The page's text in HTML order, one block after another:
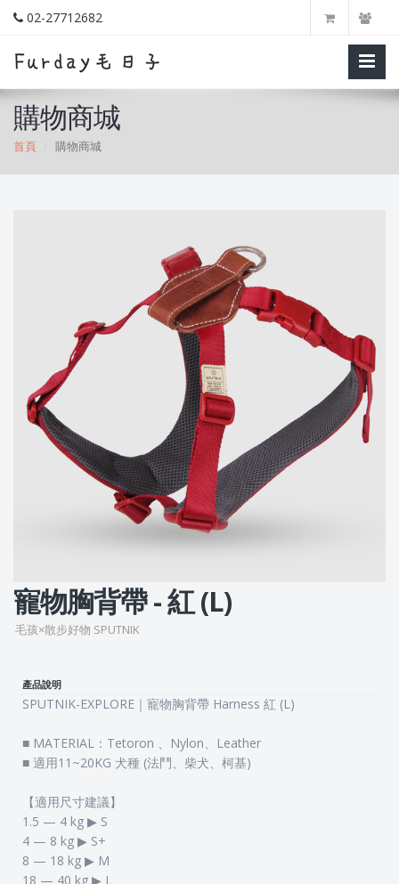
02-27712682
購物商城
首頁 購物商城
寵物胸背帶 - 紅 (L)
毛孩×散步好物 SPUTNIK
產品說明
SPUTNIK-EXPLORE｜寵物胸背帶 Harness 紅 (L)
■ MATERIAL：Tetoron 、Nylon、Leather
■ 適用11~20KG 犬種 (法鬥、柴犬、柯基)
【適用尺寸建議】
1.5 — 4 kg ▶ S
4 — 8 kg ▶ S+
8 — 18 kg ▶ M
18 — 40 kg ▶ L